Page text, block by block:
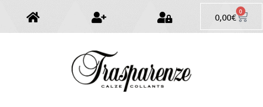
0,00€ 0